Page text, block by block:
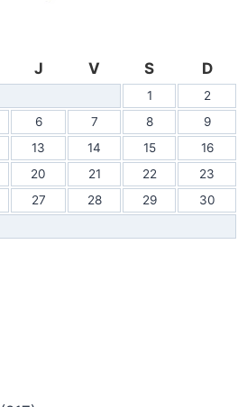
J V S D
1
2
6 7 8
9
13 14 15
16
20 21 22
23
27 28 29
30